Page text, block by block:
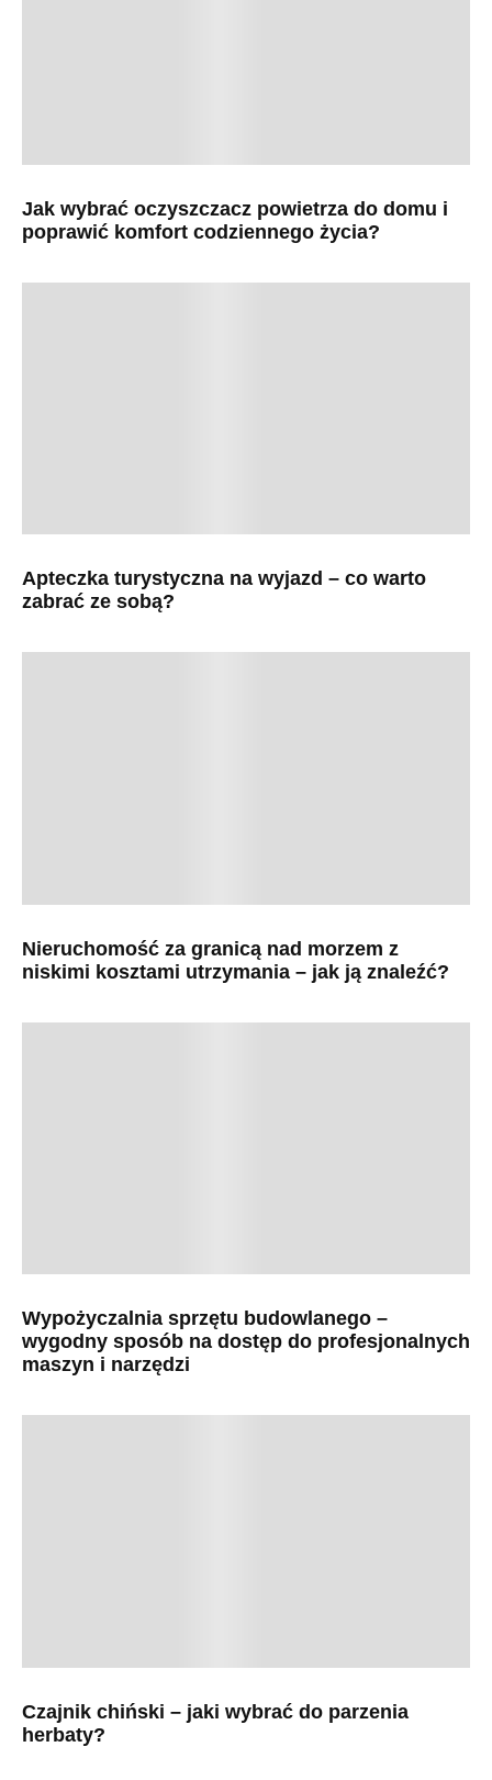
Jak wybrać oczyszczacz powietrza do domu i
poprawić komfort codziennego życia?
Apteczka turystyczna na wyjazd – co warto
zabrać ze sobą?
Nieruchomość za granicą nad morzem z
niskimi kosztami utrzymania – jak ją znaleźć?
Wypożyczalnia sprzętu budowlanego –
wygodny sposób na dostęp do profesjonalnych
maszyn i narzędzi
Czajnik chiński – jaki wybrać do parzenia
herbaty?